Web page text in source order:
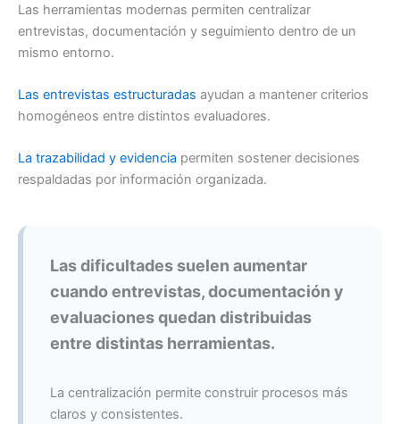
Las herramientas modernas permiten centralizar
entrevistas, documentación y seguimiento dentro de un
mismo entorno.
Las entrevistas estructuradas ayudan a mantener criterios
homogéneos entre distintos evaluadores.
La trazabilidad y evidencia permiten sostener decisiones
respaldadas por información organizada.
Las dificultades suelen aumentar
cuando entrevistas, documentación y
evaluaciones quedan distribuidas
entre distintas herramientas.
La centralización permite construir procesos más
claros y consistentes.